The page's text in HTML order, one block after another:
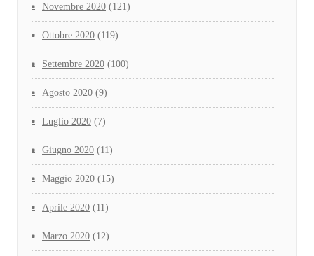
Novembre 2020 (121)
Ottobre 2020 (119)
Settembre 2020 (100)
Agosto 2020 (9)
Luglio 2020 (7)
Giugno 2020 (11)
Maggio 2020 (15)
Aprile 2020 (11)
Marzo 2020 (12)